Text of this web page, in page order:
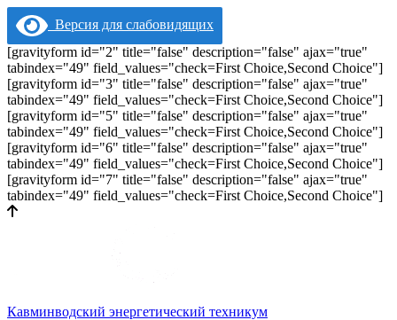
Версия для слабовидящих
[gravityform id="2" title="false" description="false" ajax="true"
tabindex="49" field_values="check=First Choice,Second Choice"]
[gravityform id="3" title="false" description="false" ajax="true"
tabindex="49" field_values="check=First Choice,Second Choice"]
[gravityform id="5" title="false" description="false" ajax="true"
tabindex="49" field_values="check=First Choice,Second Choice"]
[gravityform id="6" title="false" description="false" ajax="true"
tabindex="49" field_values="check=First Choice,Second Choice"]
[gravityform id="7" title="false" description="false" ajax="true"
tabindex="49" field_values="check=First Choice,Second Choice"]
Кавминводский энергетический техникум